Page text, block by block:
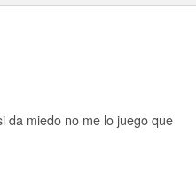
da miedo no me lo juego que